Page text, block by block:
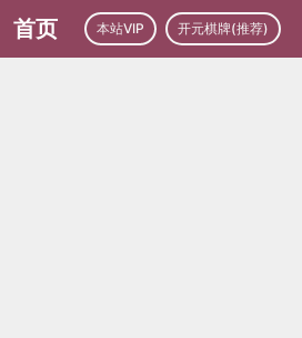
首页 本站VIP 开元棋牌(推荐)